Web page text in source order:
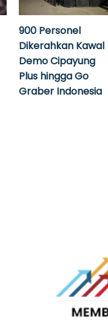
900 Personel
Dikerahkan Kawal
Demo Cipayung
Plus hingga Go
Graber Indonesia